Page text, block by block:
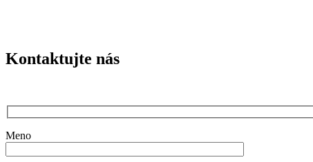
Kontaktujte nás
Meno